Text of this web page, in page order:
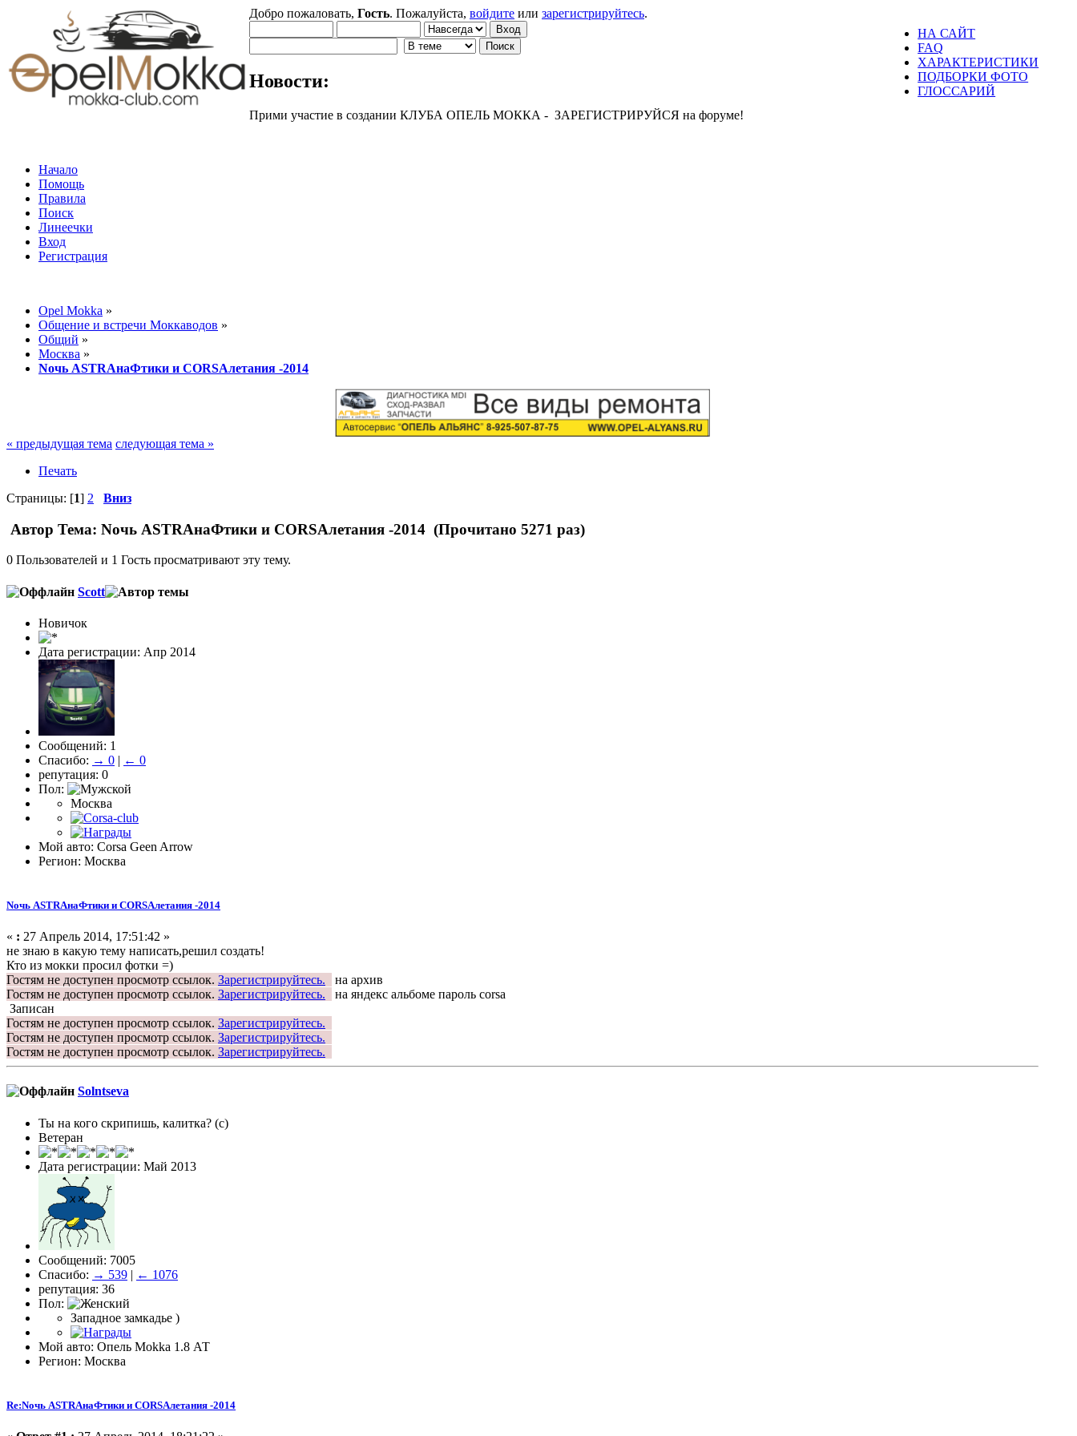
НА САЙТ
FAQ
ХАРАКТЕРИСТИКИ
ПОДБОРКИ ФОТО
ГЛОССАРИЙ
Добро пожаловать, Гость. Пожалуйста, войдите или зарегистрируйтесь.
Новости:
Прими участие в создании КЛУБА ОПЕЛЬ МОККА - ЗАРЕГИСТРИРУЙСЯ на форуме!
Начало
Помощь
Правила
Поиск
Линеечки
Вход
Регистрация
Opel Mokka »
Общение и встречи Моккаводов »
Общий »
Москва »
Nочь ASTRAнаФтики и CORSAлетания -2014
« предыдущая тема следующая тема »
Печать
Страницы: [1] 2 Вниз
Автор Тема: Nочь ASTRAнаФтики и CORSAлетания -2014 (Прочитано 5271 раз)
0 Пользователей и 1 Гость просматривают эту тему.
Scott
Новичок
Дата регистрации: Апр 2014
Сообщений: 1
Спасибо: → 0 | ← 0
репутация: 0
Пол:
Москва
Мой авто: Corsa Geen Arrow
Регион: Москва
Nочь ASTRAнаФтики и CORSAлетания -2014
« : 27 Апрель 2014, 17:51:42 »
не знаю в какую тему написать,решил создать!
Кто из мокки просил фотки =)
Гостям не доступен просмотр ссылок. Зарегистрируйтесь.
на архив
Гостям не доступен просмотр ссылок. Зарегистрируйтесь.
на яндекс альбоме пароль corsa
Записан
Гостям не доступен просмотр ссылок. Зарегистрируйтесь.
Гостям не доступен просмотр ссылок. Зарегистрируйтесь.
Гостям не доступен просмотр ссылок. Зарегистрируйтесь.
Solntseva
Ты на кого скрипишь, калитка? (с)
Ветеран
Дата регистрации: Май 2013
Сообщений: 7005
Спасибо: → 539 | ← 1076
репутация: 36
Пол:
Западное замкадье )
Мой авто: Опель Моkkа 1.8 АТ
Регион: Москва
Re:Nочь ASTRAнаФтики и CORSAлетания -2014